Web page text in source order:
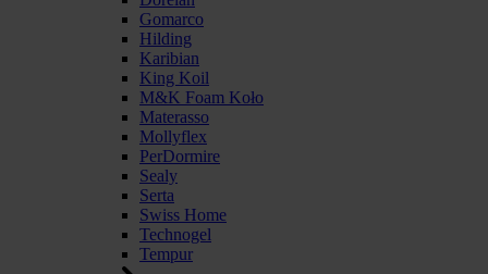
Gomarco
Hilding
Karibian
King Koil
M&K Foam Koło
Materasso
Mollyflex
PerDormire
Sealy
Serta
Swiss Home
Technogel
Tempur